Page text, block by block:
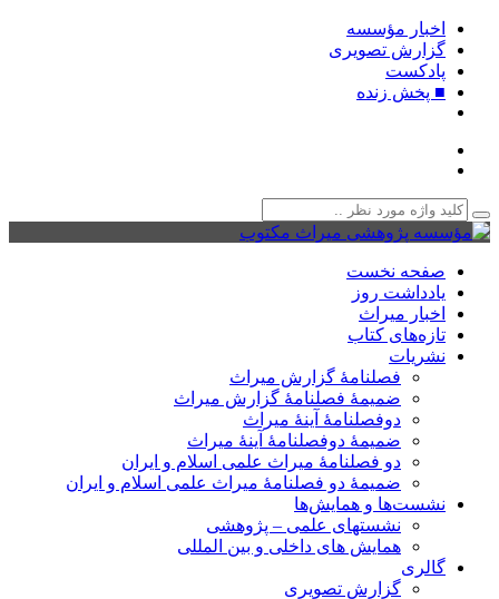
اخبار مؤسسه
گزارش تصویری
پادکست‌
■ پخش زنده
صفحه نخست
یادداشت روز
اخبار میراث
تازه‌های کتاب
نشریات
فصلنامۀ گزارش میراث
ضمیمۀ فصلنامۀ گزارش میراث
دوفصلنامۀ آینۀ میراث
ضمیمۀ دوفصلنامۀ آینۀ میراث
دو فصلنامۀ میراث علمی اسلام و ایران
ضمیمۀ دو فصلنامۀ میراث علمی اسلام و ایران
نشست‌ها و همایش‌ها
نشستهای علمی – پژوهشی
همایش های داخلی و بین المللی
گالری
گزارش تصویری